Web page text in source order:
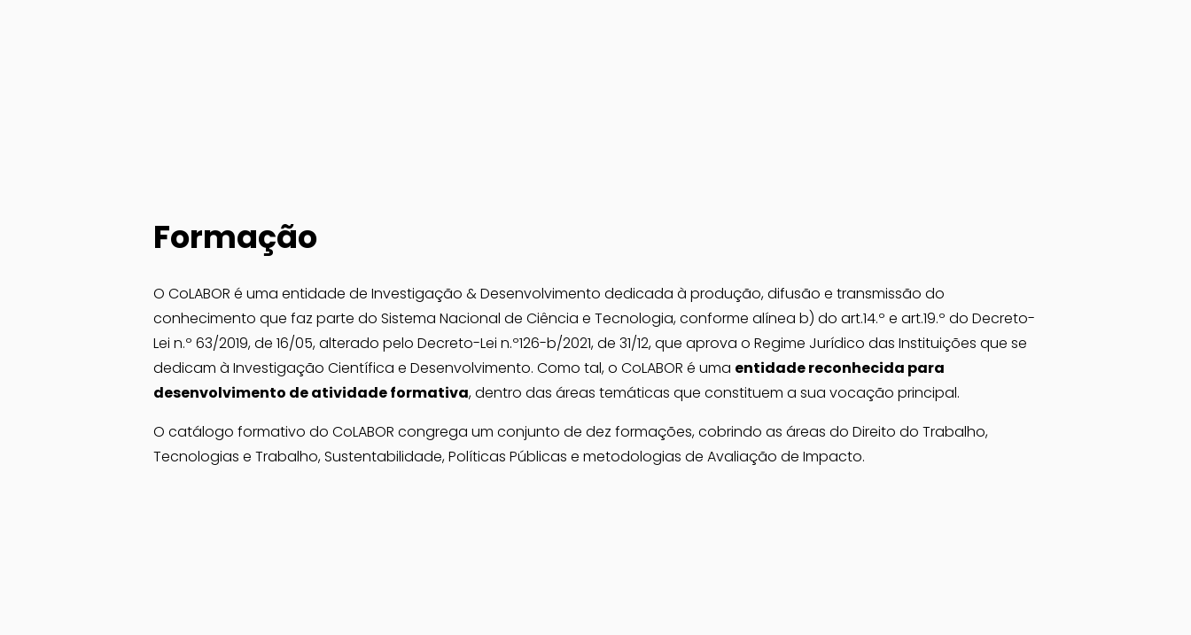
Formação
O CoLABOR é uma entidade de Investigação & Desenvolvimento dedicada à produção, difusão e transmissão do
conhecimento que faz parte do Sistema Nacional de Ciência e Tecnologia, conforme alínea b) do art.14.º e art.19.º do Decreto-
Lei n.º 63/2019, de 16/05, alterado pelo Decreto-Lei n.º126-b/2021, de 31/12, que aprova o Regime Jurídico das Instituições que se
dedicam à Investigação Científica e Desenvolvimento. Como tal, o CoLABOR é uma entidade reconhecida para
desenvolvimento de atividade formativa, dentro das áreas temáticas que constituem a sua vocação principal.
O catálogo formativo do CoLABOR congrega um conjunto de dez formações, cobrindo as áreas do Direito do Trabalho,
Tecnologias e Trabalho, Sustentabilidade, Políticas Públicas e metodologias de Avaliação de Impacto.